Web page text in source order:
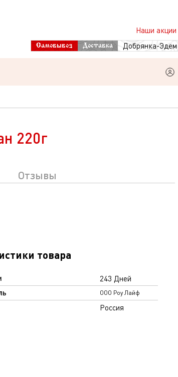
Наши акции
Самовывоз Доставка Добрянка-Эдем
220г
Отзывы
товара
243 Дней
ООО Роу Лайф
Россия